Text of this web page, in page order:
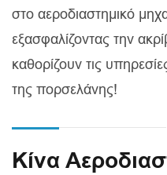
στο αεροδιαστημικό
εξασφαλίζοντας την
καθορίζουν τις
της πορσελάνης!
Κίνα